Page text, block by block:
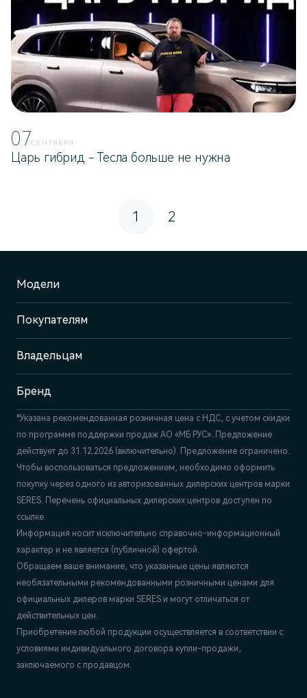
07СЕНТЯБРЯ
Царь гибрид - Тесла больше не нужна
1 2
Модели
Покупателям
Владельцам
Бренд
*Указана рекомендованная розничная цена c НДС, с учетом скидки
по программе поддержки продаж АО «МБ РУС». Предложение
действует до 31.12.2026 (включительно). Предложение ограничено.
Чтобы воспользоваться предложением, необходимо оформить
покупку через одного из авторизованных дилерских центров марки
SERES. Перечень официальных дилерских центров доступен по
ссылке.
Информация носит исключительно справочно-информационный
характер и не является (публичной) офертой.
Обращаем ваше внимание, что указанные цены являются
необязательными рекомендованными розничными ценами для
официальных дилеров марки SERES и могут отличаться от
действительных цен.
Приобретение любой продукции осуществляется в соответствии с
условиями индивидуального договора купли-продажи,
заключаемого с продавцом.